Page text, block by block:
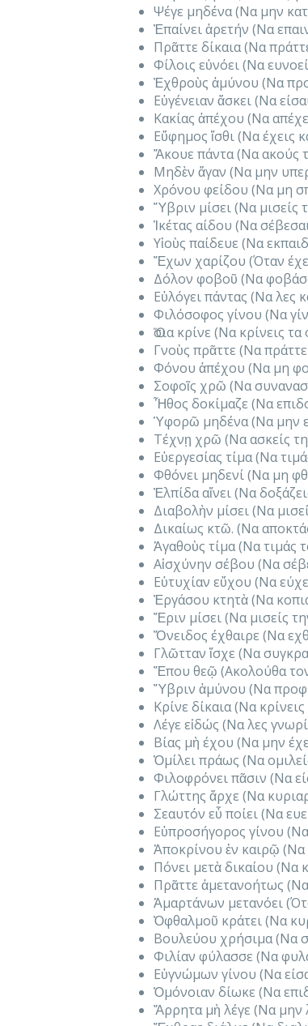
Ψέγε μηδένα (Να μην
Ἐπαίνει ἀρετήν (Να
Πρᾶττε δίκαια (Να
Φίλοις εὐνόει (Να
Ἐχθροὺς ἀμύνου (Να
Εὐγένειαν ἄσκει (Να
Κακίας ἀπέχου (Να
Εὔφημος ἴσθι (Να έχεις
Ἄκουε πάντα (Να ακούς
Μηδὲν ἄγαν (Να μην
Χρόνου φείδου (Να μη
Ὕβριν μίσει (Να μισείς
Ἱκέτας αίδου (Να
Υἱοὺς παίδευε (Να
Ἔχων χαρίζου (Όταν
Δόλον φοβοῦ (Να
Εὐλόγει πάντας (Να λες
Φιλόσοφος γίνου (Να
Ὅσια κρίνε (Να κρίνεις τα
Γνοὺς πρᾶττε (Να
Φόνου ἀπέχου (Να μη
Σοφοῖς χρῶ (Να
Ἦθος δοκίμαζε (Να
Ὑφορῶ μηδένα (Να μην
Τέχνῃ χρῶ (Να ασκείς
Εὐεργεσίας τίμα (Να
Φθόνει μηδενί (Να μη
Ἐλπίδα αἴνει (Να
Διαβολὴν μίσει (Να
Δικαίως κτῶ. (Να
Ἀγαθοὺς τίμα (Να τιμάς
Αἰσχύνην σέβου (Να
Εὐτυχίαν εὔχου (Να
Ἐργάσου κτητὰ (Να
Ἔριν μίσει (Να μισείς
Ὄνειδος έχθαιρε (Να
Γλῶτταν ἴσχε (Να
Ἕπου θεῷ (Ακολούθα
Ὕβριν ἀμύνου (Να
Κρίνε δίκαια (Να κρίνεις
Λέγε εἰδώς (Να λες
Βίας μὴ έχου (Να μην
Ὁμίλει πράως (Να
Φιλοφρόνει πᾶσιν (Να
Γλώττης ἄρχε (Να
Σεαυτόν εὖ ποίει (Να
Εὐπροσήγορος γίνου
Ἀποκρίνου ἐν καιρῷ (Να
Πόνει μετὰ δικαίου (Να
Πρᾶττε ἀμετανοήτως
Ἁμαρτάνων μετανόει
Ὀφθαλμοῦ κράτει (Να
Βουλεύου χρήσιμα (Να
Φιλίαν φύλασσε (Να
Εὐγνώμων γίνου (Να
Ὁμόνοιαν δίωκε (Να
Ἄρρητα μὴ λέγε (Να μην